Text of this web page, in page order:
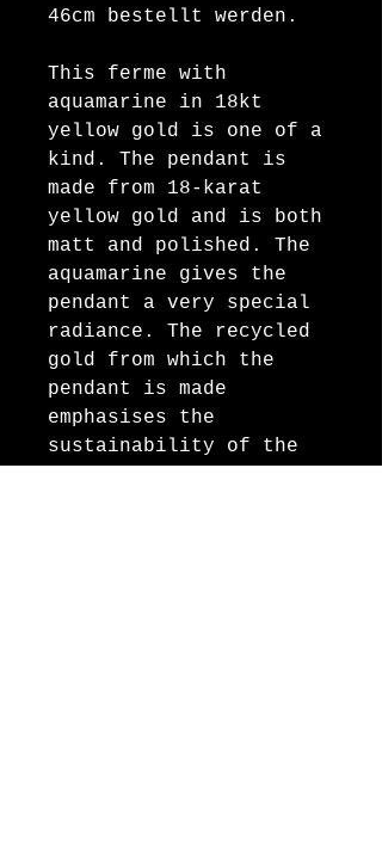
46cm bestellt werden.
This ferme with
aquamarine in 18kt
yellow gold is one of a
kind. The pendant is
made from 18-karat
yellow gold and is both
matt and polished. The
aquamarine gives the
pendant a very special
radiance. The recycled
gold from which the
pendant is made
emphasises the
sustainability of the